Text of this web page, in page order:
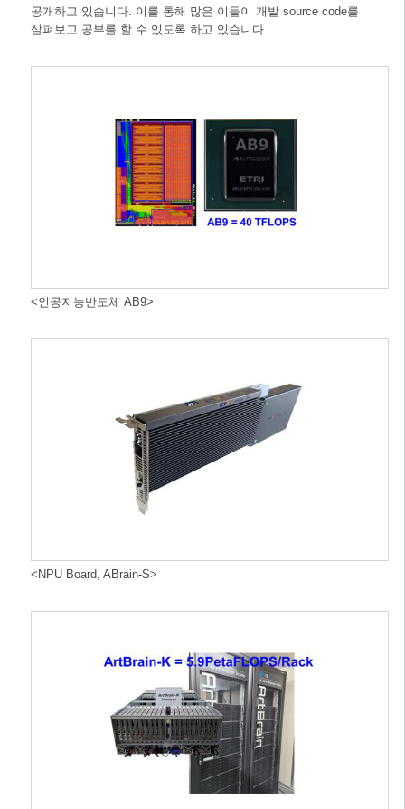
공개하고 있습니다. 이를 통해 많은 이들이 개발 source code를
살펴보고 공부를 할 수 있도록 하고 있습니다.
<인공지능반도체 AB9>
<NPU Board, ABrain-S>